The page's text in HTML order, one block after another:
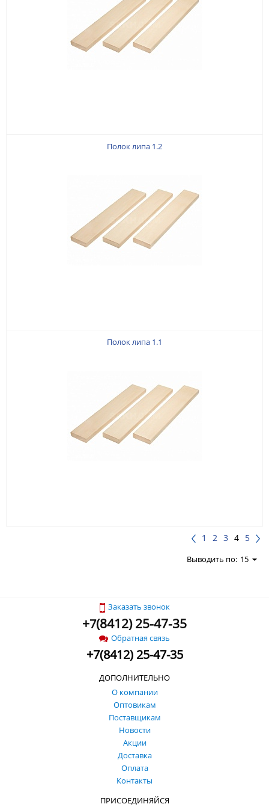
Полок липа 1.2
Полок липа 1.1
1 2 3 4 5
Выводить по: 15
Заказать звонок
+7(8412) 25-47-35
Обратная связь
+7(8412) 25-47-35
ДОПОЛНИТЕЛЬНО
О компании
Оптовикам
Поставщикам
Новости
Акции
Доставка
Оплата
Контакты
ПРИСОЕДИНЯЙСЯ